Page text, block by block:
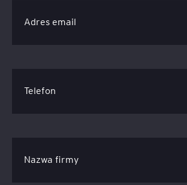
Adres email
Telefon
Nazwa firmy